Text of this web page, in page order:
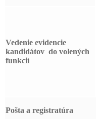
Vedenie evidencie
kandidátov do volených
funkcií
Pošta a registratúra